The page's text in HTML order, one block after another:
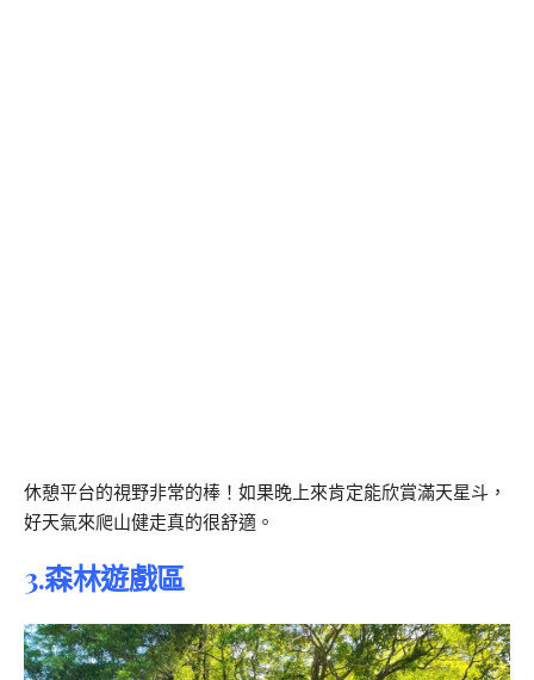
休憩平台的視野非常的棒！如果晚上來肯定能欣賞滿天星斗，
好天氣來爬山健走真的很舒適。
3.森林遊戲區